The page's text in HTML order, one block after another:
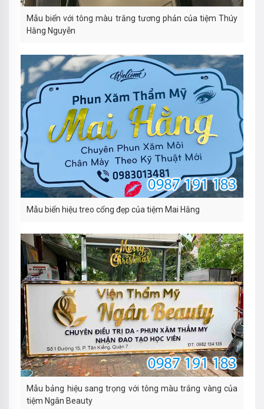
Mẫu biển với tông màu trắng tương phản của tiệm Thúy
Hằng Nguyễn
Mẫu biển hiệu treo cổng đẹp của tiệm Mai Hằng
Mẫu bảng hiệu sang trọng với tông màu trắng vàng của
tiệm Ngân Beauty